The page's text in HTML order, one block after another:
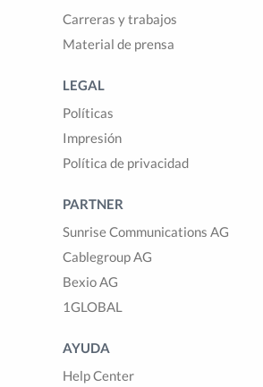
Carreras y trabajos
Material de prensa
LEGAL
Políticas
Impresión
Política de privacidad
PARTNER
Sunrise Communications AG
Cablegroup AG
Bexio AG
1GLOBAL
AYUDA
Help Center